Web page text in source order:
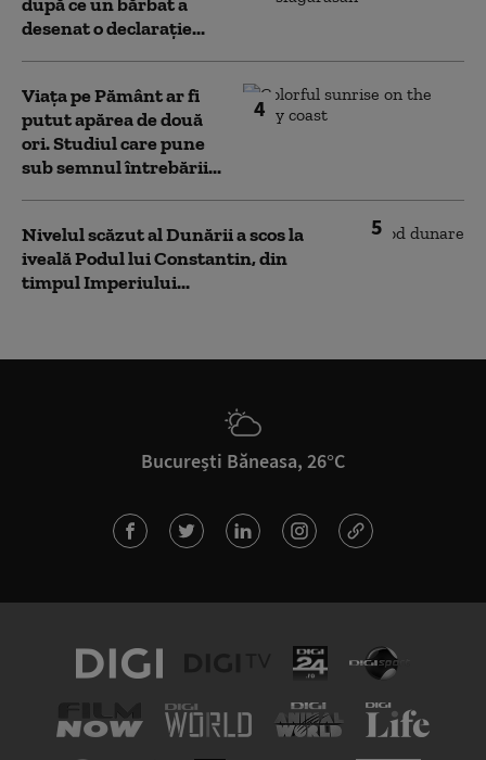
desenat o declarație...
4
Viața pe Pământ ar fi
putut apărea de două
ori. Studiul care pune
sub semnul întrebării...
5
Nivelul scăzut al Dunării a scos la
iveală Podul lui Constantin, din
timpul Imperiului...
București Băneasa, 26°C